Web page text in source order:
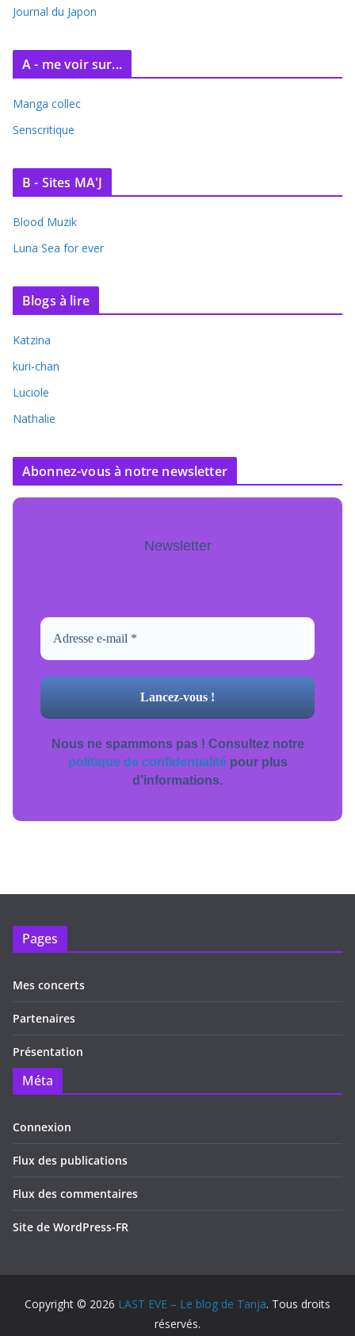
e
Journal du Japon
A - me voir sur...
Manga collec
Senscritique
B - Sites MA'J
Blood Muzik
Luna Sea for ever
Blogs à lire
Katzina
kuri-chan
Luciole
Nathalie
Abonnez-vous à notre newsletter
Newsletter
Nous ne spammons pas ! Consultez notre
politique de confidentialitépour plus
d’informations.
Pages
Mes concerts
Partenaires
Présentation
Méta
Connexion
Flux des publications
Flux des commentaires
Site de WordPress-FR
Copyright © 2026 LAST EVE – Le blog de Tanja. Tous droits
réservés.